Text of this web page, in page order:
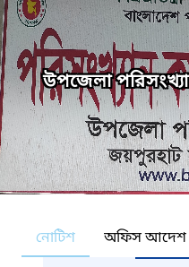
উপজেলা
নোটিশ অফিস আদেশ